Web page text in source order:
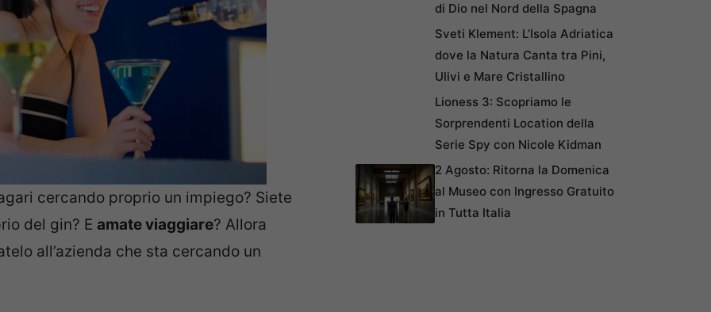
cercando proprio un impiego? Siete
del gin? E amate viaggiare? Allora
all’azienda che sta cercando un
di Dio nel Nord della Spagna
Sveti Klement: L’Isola Adriatica
dove la Natura Canta tra Pini,
Ulivi e Mare Cristallino
Lioness 3: Scopriamo le
Sorprendenti Location della
Serie Spy con Nicole Kidman
2 Agosto: Ritorna la Domenica
al Museo con Ingresso Gratuito
in Tutta Italia